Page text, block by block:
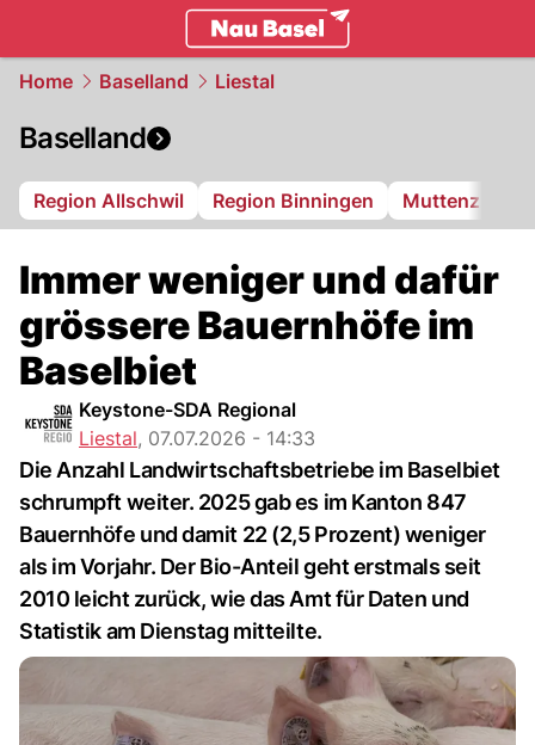
Home Baselland Liestal
Baselland
Region Allschwil Region Binningen Muttenz
Immer weniger und dafür
grössere Bauernhöfe im
Baselbiet
Keystone-SDA Regional
Liestal, 07.07.2026 - 14:33
Die Anzahl Landwirtschaftsbetriebe im Baselbiet
schrumpft weiter. 2025 gab es im Kanton 847
Bauernhöfe und damit 22 (2,5 Prozent) weniger
als im Vorjahr. Der Bio-Anteil geht erstmals seit
2010 leicht zurück, wie das Amt für Daten und
Statistik am Dienstag mitteilte.